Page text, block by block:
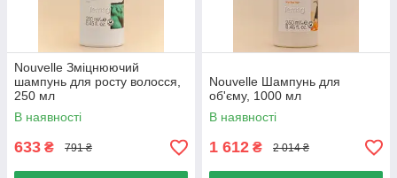
Nouvelle Зміцнюючий
шампунь для росту волосся,
250 мл
В наявності
633 ₴ 791 ₴
Nouvelle Шампунь для
об'єму, 1000 мл
В наявності
1 612 ₴ 2 014 ₴